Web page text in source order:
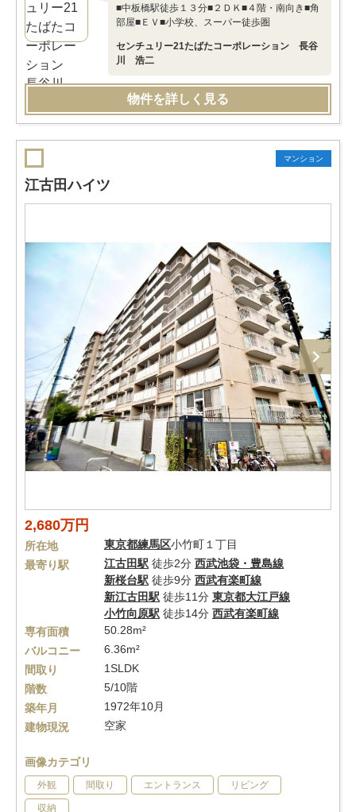
■中板橋駅徒歩１３分■２ＤＫ■４階・南向き■角
部屋■ＥＶ■小学校、スーパー徒歩圏
センチュリー21たばたコーポレーション 長谷
川 浩二
物件を詳しく見る
マンション
江古田ハイツ
2,680万円
所在地 東京都練馬区小竹町１丁目
最寄り駅
江古田駅 徒歩2分 西武池袋・豊島線
新桜台駅 徒歩9分 西武有楽町線
新江古田駅 徒歩11分 東京都大江戸線
小竹向原駅 徒歩14分 西武有楽町線
専有面積
50.28m²
バルコニー
6.36m²
間取り
1SLDK
階数
5/10階
築年月
1972年10月
建物現況
空家
画像カテゴリ
外観 間取り エントランス リビング
収納